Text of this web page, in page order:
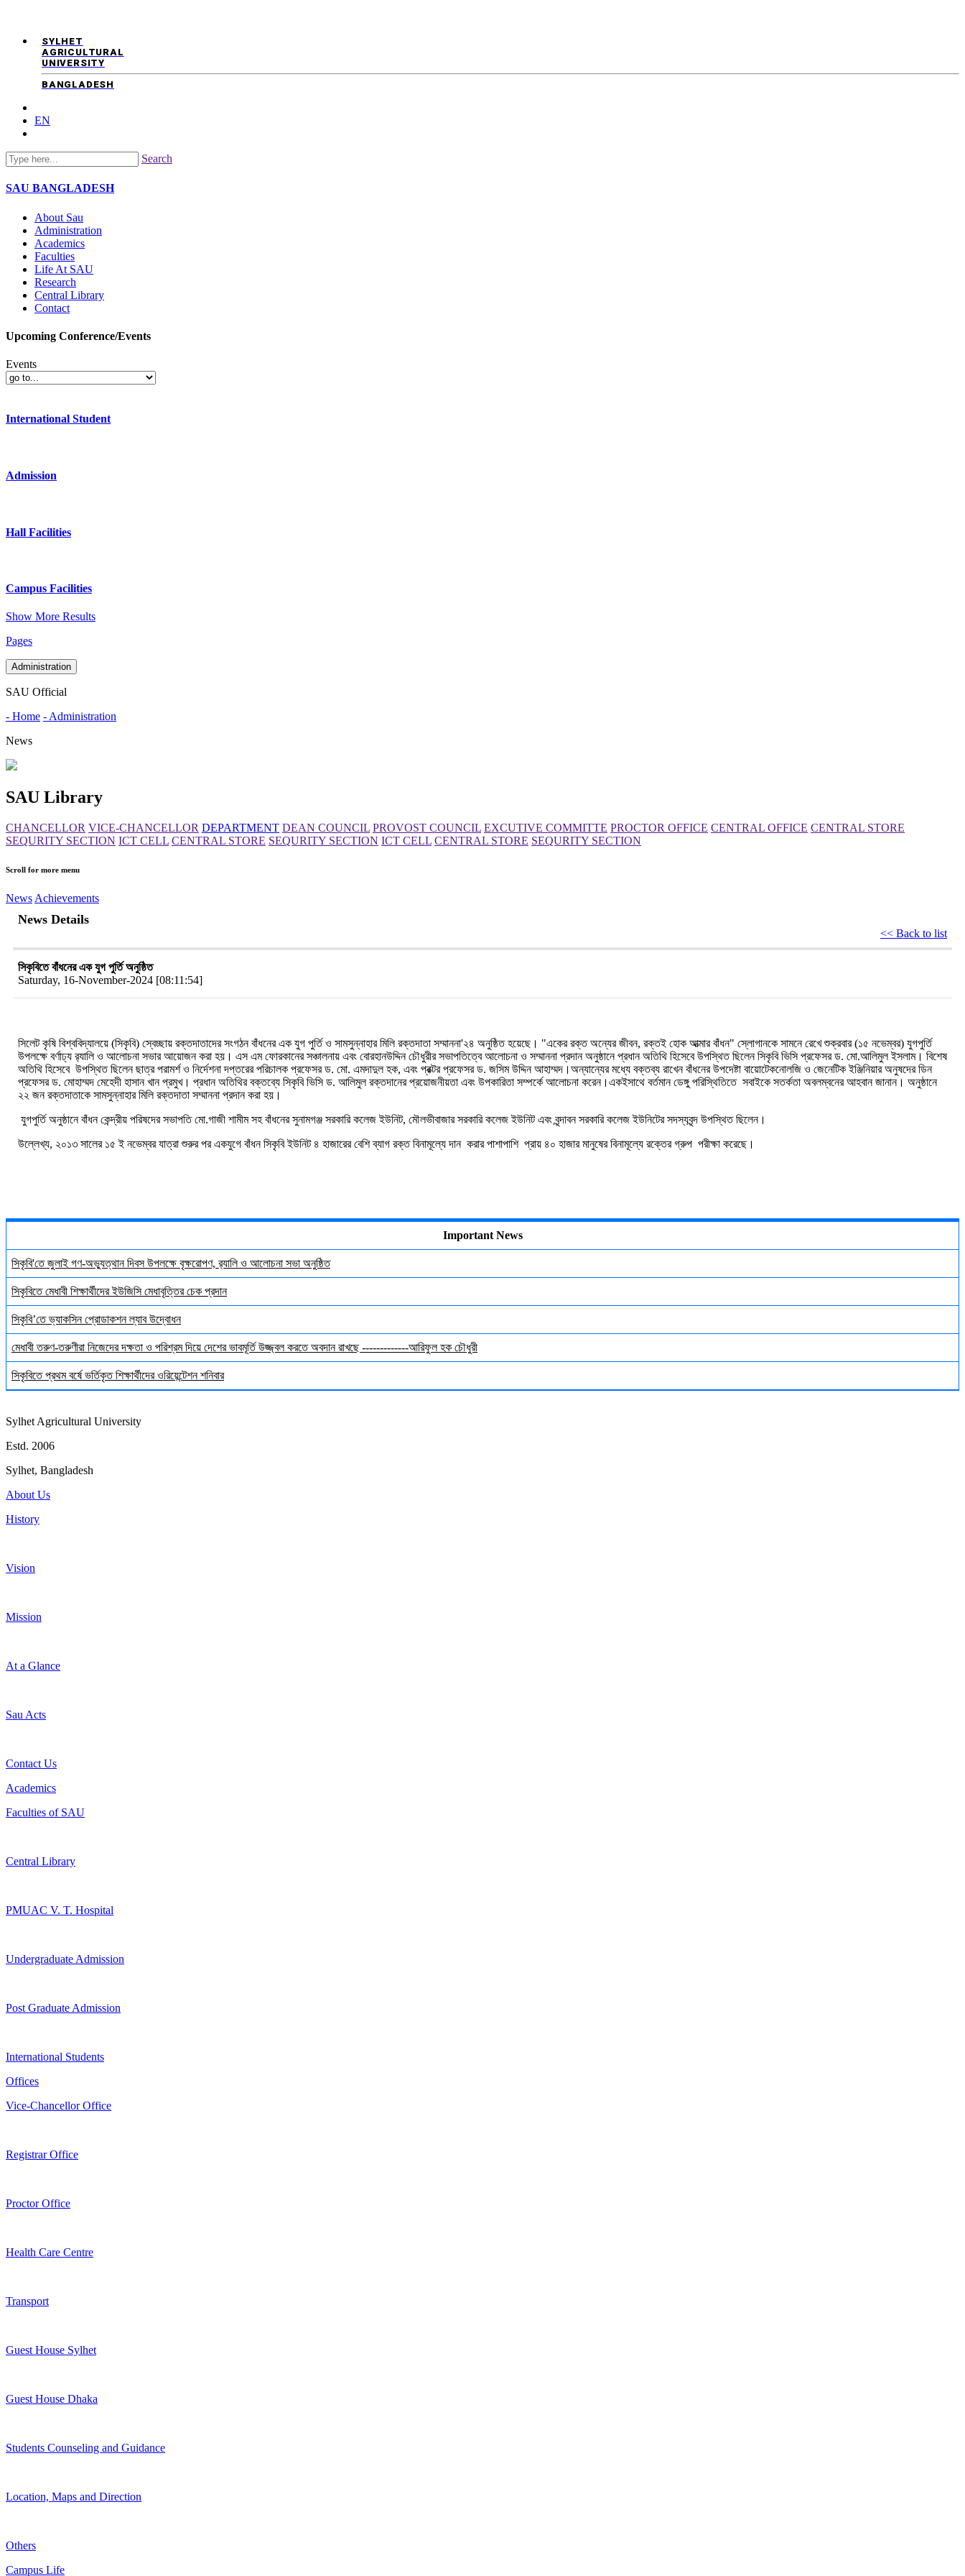
SYLHET
AGRICULTURAL
UNIVERSITY
BANGLADESH
EN
Search
SAU BANGLADESH
About Sau
Administration
Academics
Faculties
Life At SAU
Research
Central Library
Contact
Upcoming Conference/Events
Events
International Student
Admission
Hall Facilities
Campus Facilities
Show More Results
Pages
Administration
SAU Official
- Home - Administration
News
SAU Library
CHANCELLOR VICE-CHANCELLOR DEPARTMENT DEAN COUNCIL PROVOST COUNCIL EXCUTIVE COMMITTE PROCTOR OFFICE CENTRAL OFFICE CENTRAL STORE
SEQURITY SECTION ICT CELL CENTRAL STORE SEQURITY SECTION ICT CELL CENTRAL STORE SEQURITY SECTION
Scroll for more menu
News Achievements
News Details
<< Back to list
সিকৃবিতে বাঁধনের এক যুগ পুর্তি অনুষ্ঠিত
Saturday, 16-November-2024 [08:11:54]
সিলেট কৃষি বিশ্ববিদ্যালয়ে (সিকৃবি) স্বেচ্ছায় রক্তদাতাদের সংগঠন বাঁধনের এক যুগ পুর্তি ও সামসুন্নাহার মিলি রক্তদাতা সম্মাননা'২৪ অনুষ্ঠিত হয়েছে। "একের রক্ত অন্যের জীবন, রক্তই হোক আত্মার বাঁধন" স্লোগানকে সামনে রেখেশুক্রবার (১৫ নভেম্বর) যুগপুর্তি
উপলক্ষে বর্ণাঢ্য র‍্যালি ও আলোচনা সভার আয়োজন করা হয়। এস এম ফোরকানের সঞ্চালনায় এবং বোরহানউদ্দিন চৌধুরীর সভাপতিত্বে আলোচনা ও সম্মাননা প্রদান অনুষ্ঠানে প্রধান অতিথি হিসেবে উপস্থিত ছিলেন সিকৃবি ভিসি প্রফেসর ড. মো.আলিমুল ইসলাম। বিশেষ
অতিথি হিসেবে উপস্থিত ছিলেন ছাত্র পরামর্শ ও নির্দেশনা দপ্তরের পরিচালক প্রফেসর ড. মো. এমদাদুল হক, এবং প্রক্টর প্রফেসর ড. জসিম উদ্দিন আহাম্মদ।অন্যান্যের মধ্যে বক্তব্য রাখেন বাঁধনের উপদেষ্টা বায়োটেকনোলজি ও জেনেটিক ইঞ্জিনিয়ার অনুষদের ডিন
প্রফেসর ড. মোহাম্মদ মেহেদী হাসান খান প্রমুখ। প্রধান অতিথির বক্তব্যে সিকৃবি ভিসি ড. আলিমুলরক্তদানের প্রয়োজনীয়তা এবং উপকারিতা সম্পর্কে আলোচনা করেন।একইসাথে বর্তমান ডেঙ্গু পরিস্থিতিতে সবাইকে সতর্কতা অবলম্বনের আহবান জানান। অনুষ্ঠানে
২২ জন রক্তদাতাকে সামসুন্নাহার মিলি রক্তদাতা সম্মাননা প্রদান করা হয়।
যুগপুর্তি অনুষ্ঠানে বাঁধন কেন্দ্রীয় পরিষদের সভাপতি মো.গাজী শামীম সহ বাঁধনের সুনামগঞ্জ সরকারি কলেজ ইউনিট, মৌলভীবাজার সরকারি কলেজ ইউনিট এবং বৃন্দাবন সরকারি কলেজ ইউনিটের সদস্যবৃন্দ উপস্থিত ছিলেন।
উল্লেখ্য, ২০১৩ সালের ১৫ ই নভেম্বর যাত্রা শুরুর পর একযুগে বাঁধন সিকৃবি ইউনিট ৪ হাজারের বেশি ব্যাগ রক্ত বিনামূল্যে দান করার পাশাপাশি প্রায় ৪০ হাজার মানুষের বিনামূল্যে রক্তের গ্রুপ পরীক্ষা করেছে।
Important News
সিকৃবি'তে জুলাই গণ-অভ্যুত্থান দিবস উপলক্ষে বৃক্ষরোপণ, র‍্যালি ও আলোচনা সভা অনুষ্ঠিত
সিকৃবিতে মেধাবী শিক্ষার্থীদের ইউজিসি মেধাবৃত্তির চেক প্রদান
সিকৃবি’তে ভ্যাকসিন প্রোডাকশন ল্যাব উদ্বোধন
মেধাবী তরুণ-তরুণীরা নিজেদের দক্ষতা ও পরিশ্রম দিয়ে দেশের ভাবমূর্তি উজ্জ্বল করতে অবদান রাখছে -------------আরিফুল হক চৌধুরী
সিকৃবিতে প্রথম বর্ষে ভর্তিকৃত শিক্ষার্থীদের ওরিয়েন্টেশন শনিবার
Sylhet Agricultural University
Estd. 2006
Sylhet, Bangladesh
About Us
History
Vision
Mission
At a Glance
Sau Acts
Contact Us
Academics
Faculties of SAU
Central Library
PMUAC V. T. Hospital
Undergraduate Admission
Post Graduate Admission
International Students
Offices
Vice-Chancellor Office
Registrar Office
Proctor Office
Health Care Centre
Transport
Guest House Sylhet
Guest House Dhaka
Students Counseling and Guidance
Location, Maps and Direction
Others
Campus Life